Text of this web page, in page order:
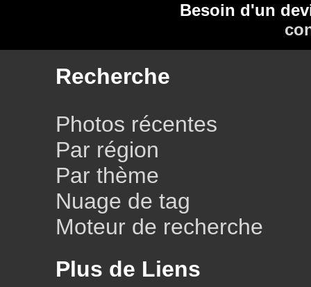
Besoin d'un
Recherche
Photos récentes
Par région
Par thème
Nuage de tag
Moteur de recherche
Plus de Liens